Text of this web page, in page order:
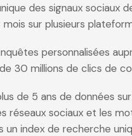
des signaux sociaux
sur plusieurs
personnalisées
30 millions de clics de
de 5 ans de données
réseaux sociaux et les
un index de recherche